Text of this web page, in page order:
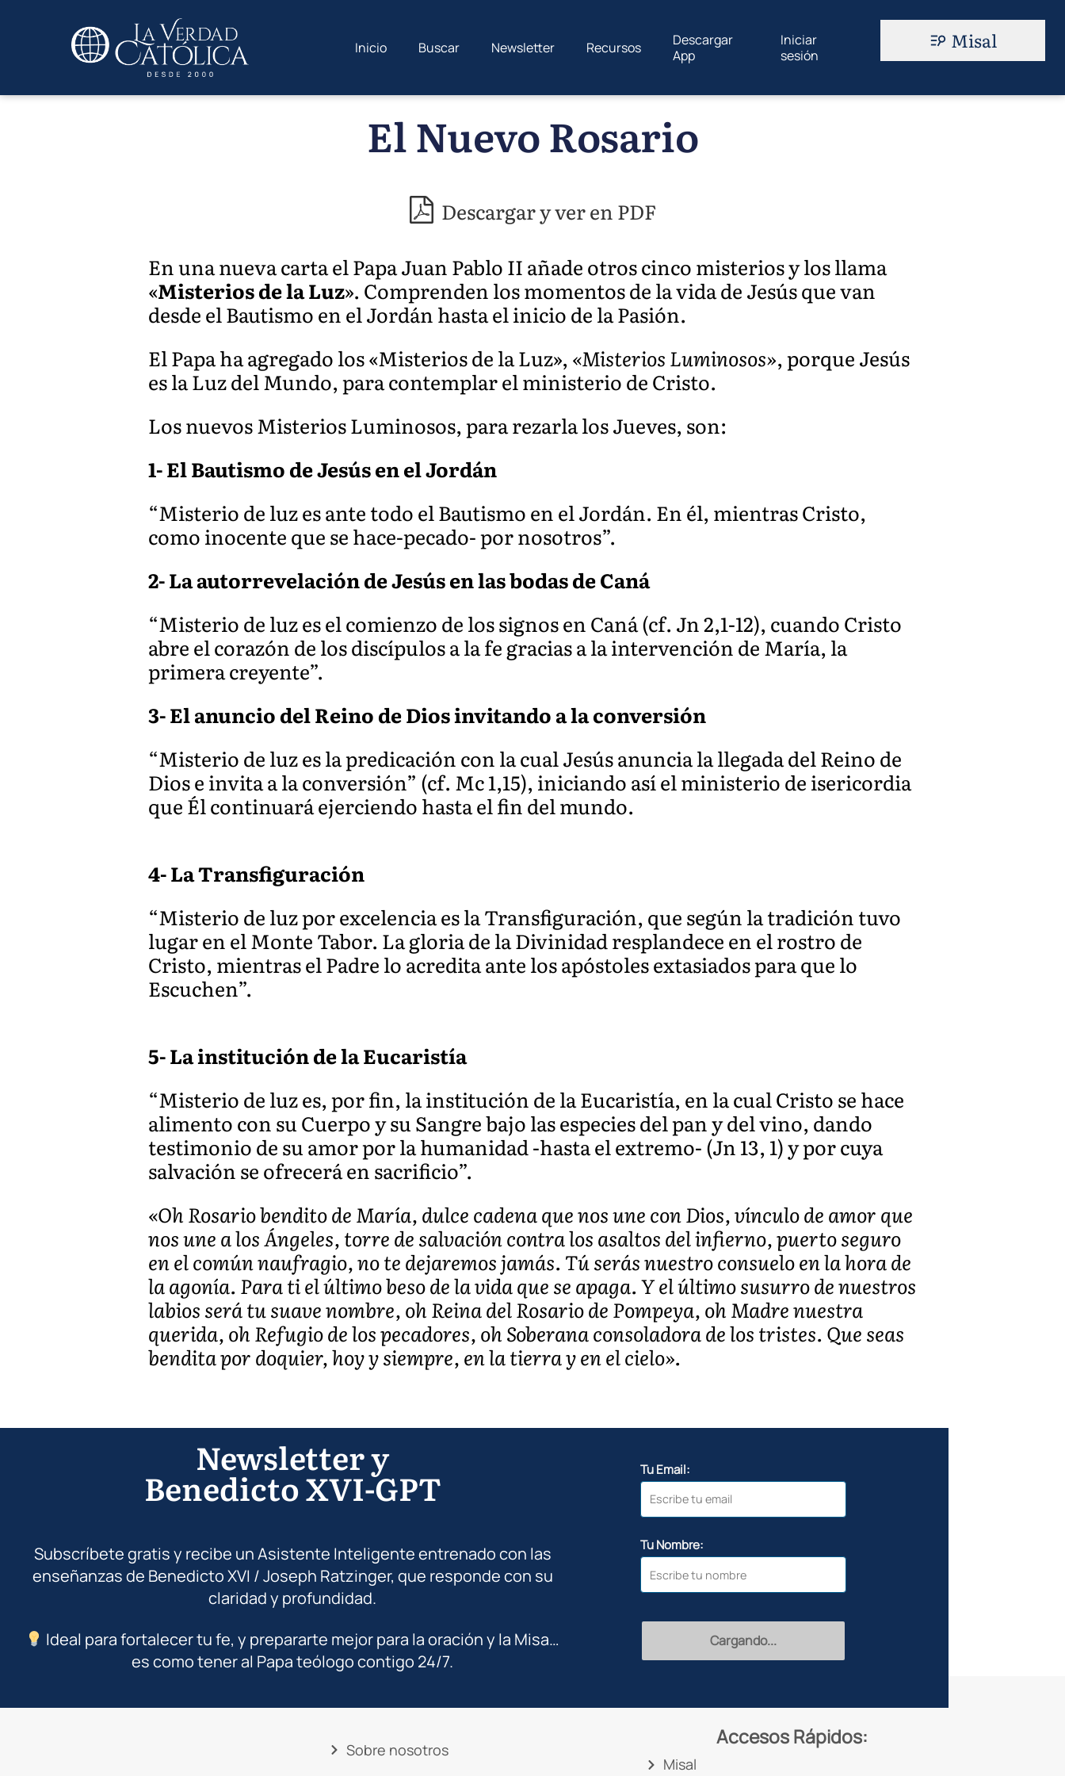
Inicio Buscar Newsletter Recursos
Descargar
App
Iniciar
sesión
Misal
El Nuevo Rosario
Descargar y ver en PDF
En una nueva carta el Papa Juan Pablo II añade otros cinco misterios y los llama
«Misterios de la Luz». Comprenden los momentos de la vida de Jesús que van
desde el Bautismo en el Jordán hasta el inicio de la Pasión.
El Papa ha agregado los «Misterios de la Luz», «Misterios Luminosos», porque Jesús
es la Luz del Mundo, para contemplar el ministerio de Cristo.
Los nuevos Misterios Luminosos, para rezarla los Jueves, son:
1- El Bautismo de Jesús en el Jordán
“Misterio de luz es ante todo el Bautismo en el Jordán. En él, mientras Cristo,
como inocente que se hace-pecado- por nosotros”.
2- La autorrevelación de Jesús en las bodas de Caná
“Misterio de luz es el comienzo de los signos en Caná (cf. Jn 2,1-12), cuando Cristo
abre el corazón de los discípulos a la fe gracias a la intervención de María, la
primera creyente”.
3- El anuncio del Reino de Dios invitando a la conversión
“Misterio de luz es la predicación con la cual Jesús anuncia la llegada del Reino de
Dios e invita a la conversión” (cf. Mc 1,15), iniciando así el ministerio de isericordia
que Él continuará ejerciendo hasta el fin del mundo.
4- La Transfiguración
“Misterio de luz por excelencia es la Transfiguración, que según la tradición tuvo
lugar en el Monte Tabor. La gloria de la Divinidad resplandece en el rostro de
Cristo, mientras el Padre lo acredita ante los apóstoles extasiados para que lo
Escuchen”.
5- La institución de la Eucaristía
“Misterio de luz es, por fin, la institución de la Eucaristía, en la cual Cristo se hace
alimento con su Cuerpo y su Sangre bajo las especies del pan y del vino, dando
testimonio de su amor por la humanidad -hasta el extremo- (Jn 13, 1) y por cuya
salvación se ofrecerá en sacrificio”.
«Oh Rosario bendito de María, dulce cadena que nos une con Dios, vínculo de amor que
nos une a los Ángeles, torre de salvación contra los asaltos del infierno, puerto seguro
en el común naufragio, no te dejaremos jamás. Tú serás nuestro consuelo en la hora de
la agonía. Para ti el último beso de la vida que se apaga. Y el último susurro de nuestros
labios será tu suave nombre, oh Reina del Rosario de Pompeya, oh Madre nuestra
querida, oh Refugio de los pecadores, oh Soberana consoladora de los tristes. Que seas
bendita por doquier, hoy y siempre, en la tierra y en el cielo».
Newsletter y
Benedicto XVI-GPT
Subscríbete gratis y recibe un Asistente Inteligente entrenado con las
enseñanzas de Benedicto XVI / Joseph Ratzinger, que responde con su
claridad y profundidad.
Ideal para fortalecer tu fe, y prepararte mejor para la oración y la Misa…
es como tener al Papa teólogo contigo 24/7.
Tu Email:
Tu Nombre:
Recibir
Sobre nosotros
Accesos Rápidos:
Misal